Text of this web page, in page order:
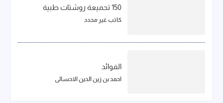
150 تحميعة روشتات طبية
كاتب غير محدد
الفوائد
احمد بن زين الدين الاحسائي